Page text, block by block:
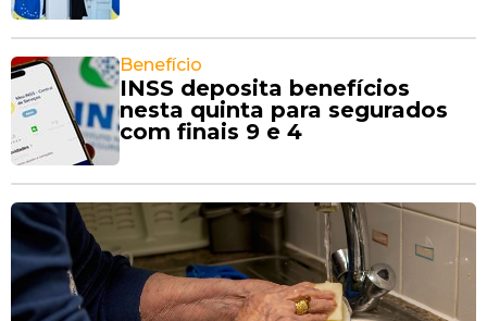
Benefício
INSS deposita benefícios
nesta quinta para segurados
com finais 9 e 4